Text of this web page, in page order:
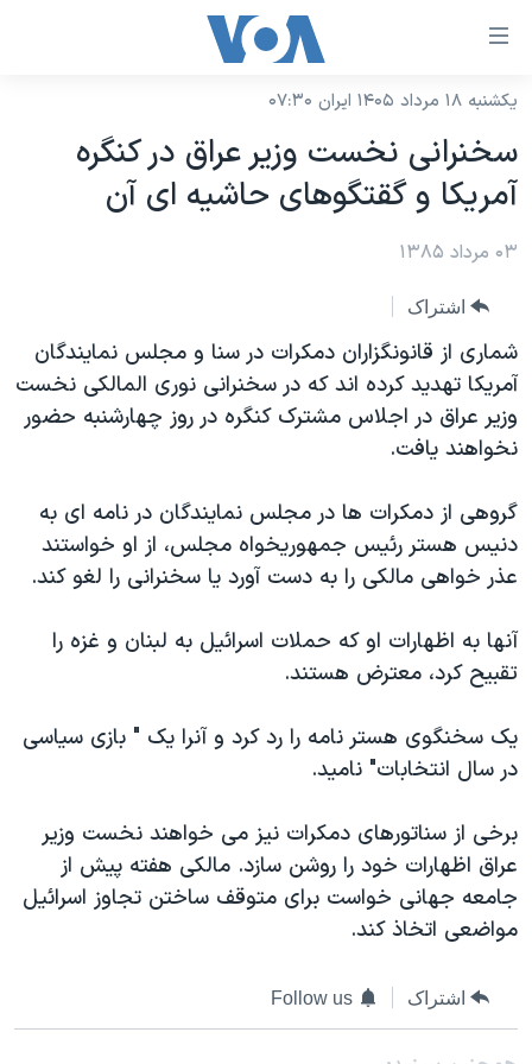
لینکهای
دسترسی
جهش
به
محتوای
اصلی
صفحه
اصلی
جهش
به
جستجو
نسخه سبک وب‌سایت
موضوع ها
ایران
آمریکا
جهان
ورزشی
گزیده‌ها
ویدیوها
فرهنگ و زندگی
اقتصادی
علم و فناوری
اسرائیل در جنگ
گالری عکس
برنامه های تلویزیونی
جدول برنامه ها
صفحه‌های ویژه
جام جهانی ۲۰۲۶
عملیات خشم حماسی
بایگانی برنامه‌های تلویزیونی
مستندها
حمله جمهوری اسلامی به اسرائیل
رمز مهسا
ورزش زنان در ایران
اعتراضات زن، زندگی، آزادی
تریبونال مردمی آبان ۹۸
دادگاه حمید نوری
چهل سال گروگان‌گیری
اعتراضات مردمی آبان ۹۸
فرکانس‌های صدای آمریکا
پخش رادیویی
دنبال کنید
یکشنبه ۱۸ مرداد ۱۴۰۵ ایران ۰۷:۳۰
سخنرانی نخست وزير عراق در کنگره
آمريکا و گقتگوهای حاشيه ای آن
۰۳ مرداد ۱۳۸۵
اشتراک
شماری از قانونگزاران دمکرات در سنا و مجلس نمايندگان
آمريکا تهديد کرده اند که در سخنرانی نوری المالکی نخست
وزير عراق در اجلاس مشترک کنگره در روز چهارشنبه حضور
نخواهند يافت.
گروهی از دمکرات ها در مجلس نمايندگان در نامه ای به
دنيس هستر رئيس جمهوريخواه مجلس، از او خواستند
عذر خواهی مالکی را به دست آورد يا سخنرانی را لغو کند.
آنها به اظهارات او که حملات اسرائيل به لبنان و غزه را
تقبيح کرد، معترض هستند.
يک سخنگوی هستر نامه را رد کرد و آنرا يک " بازی سياسی
در سال انتخابات" ناميد.
برخی از سناتورهای دمکرات نيز می خواهند نخست وزير
عراق اظهارات خود را روشن سازد. مالکی هفته پيش از
جامعه جهانی خواست برای متوقف ساختن تجاوز اسرائيل
مواضعی اتخاذ کند.
اشتراک Follow us